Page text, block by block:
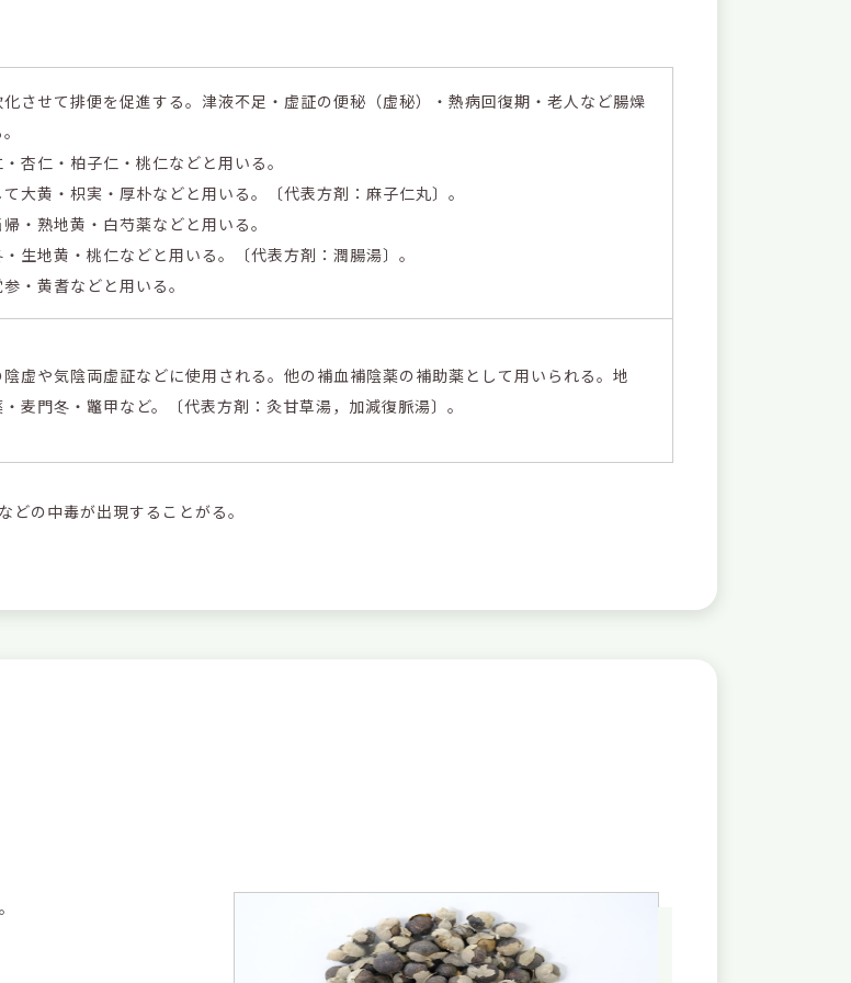
させて排便を促進する。津液不足・虚証の便秘（虚秘）・熱病回復期・老人など腸燥
杏仁・柏子仁・桃仁などと用いる。
大黄・枳実・厚朴などと用いる。〔代表方剤：麻子仁丸〕。
・熟地黄・白芍薬などと用いる。
生地黄・桃仁などと用いる。〔代表方剤：潤腸湯〕。
・黄耆などと用いる。
虚や気陰両虚証などに使用される。他の補血補陰薬の補助薬として用いられる。地
麦門冬・鼈甲など。〔代表方剤：灸甘草湯，加減復脈湯〕。
どの中毒が出現することがる。